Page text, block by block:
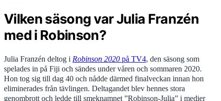
Vilken säsong var Julia Franzén
med i Robinson?
Julia Franzén deltog i Robinson 2020 på TV4, den säsong som
spelades in på Fiji och sändes under våren och sommaren 2020.
Hon tog sig till dag 40 och nådde därmed finalveckan innan hon
eliminerades från tävlingen. Deltagandet blev hennes stora
genombrott och ledde till smeknamnet ”Robinson-Julia” i medier